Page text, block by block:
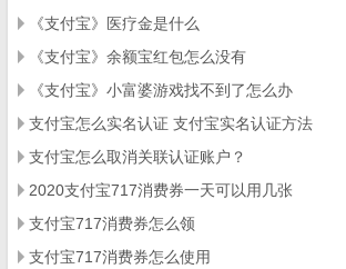
《支付宝》医疗金是什么
《支付宝》余额宝红包怎么没有
《支付宝》小富婆游戏找不到了怎么办
支付宝怎么实名认证 支付宝实名认证方法
支付宝怎么取消关联认证账户？
2020支付宝717消费券一天可以用几张
支付宝717消费券怎么领
支付宝717消费券怎么使用